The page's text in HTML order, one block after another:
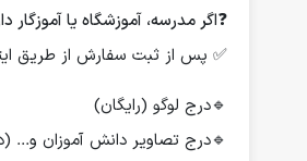
❓اگر مدرسه، آموزشگاه یا آموزگار
✅ پس از ثبت سفارش از طریق
🔹درج لوگو (رایگان)
🔹درج تصاویر دانش آموزان و...